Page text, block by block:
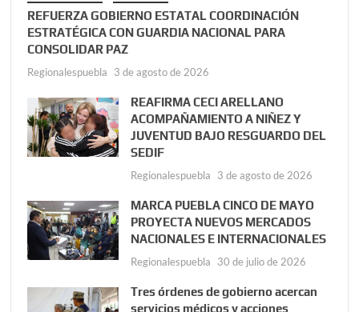
REFUERZA GOBIERNO ESTATAL COORDINACIÓN
ESTRATÉGICA CON GUARDIA NACIONAL PARA
CONSOLIDAR PAZ
Regionalespuebla 3 de agosto de 2026
REAFIRMA CECI ARELLANO
ACOMPAÑAMIENTO A NIÑEZ Y
JUVENTUD BAJO RESGUARDO DEL
SEDIF
Regionalespuebla 3 de agosto de 2026
MARCA PUEBLA CINCO DE MAYO
PROYECTA NUEVOS MERCADOS
NACIONALES E INTERNACIONALES
Regionalespuebla 30 de julio de 2026
Tres órdenes de gobierno acercan
servicios médicos y acciones